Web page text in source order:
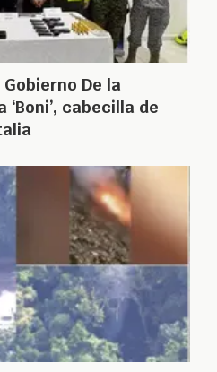
De la
cabecilla de